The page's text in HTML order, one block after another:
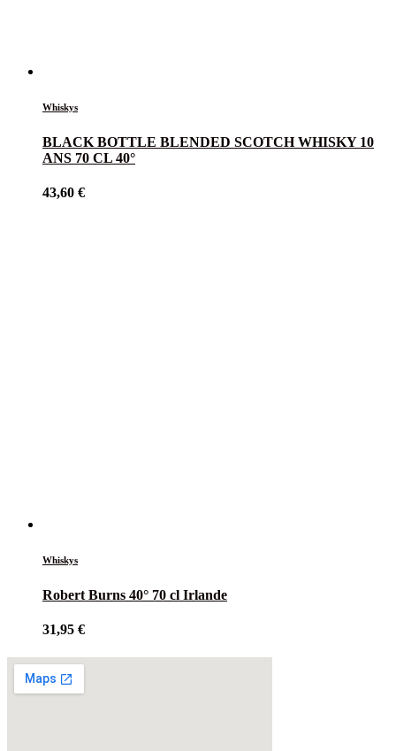
Whiskys
BLACK BOTTLE BLENDED SCOTCH WHISKY 10
ANS 70 CL 40°
43,60 €
Whiskys
Robert Burns 40° 70 cl Irlande
31,95 €